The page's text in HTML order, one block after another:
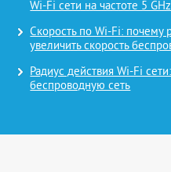
Wi-Fi сети на частоте 5 GHz
Скорость по Wi-Fi: почему
увеличить скорость
Радиус действия Wi-Fi
беспроводную сеть